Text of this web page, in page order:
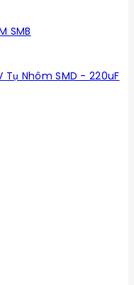
SMB
Tụ Nhôm SMD - 220uF